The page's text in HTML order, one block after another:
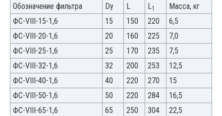
Обозначение фильтра Dy L L1
Масса, кг
ФС-VIII-15-1,6
15 150 220
6,5
ФС-VIII-20-1,6
20 160 225
7,0
ФС-VIII-25-1,6
25 170 235
7,5
ФС-VIII-32-1,6
32 200 253
12,5
ФС-VIII-40-1,6
40 220 270
15
ФС-VIII-50-1,6
50 220 284
16,5
ФС-VIII-65-1,6
65 250 304
22,5